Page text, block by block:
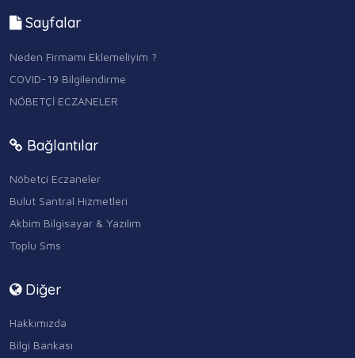
Sayfalar
Neden Firmamı Eklemeliyim ?
COVID-19 Bilgilendirme
NÖBETÇİ ECZANELER
Bağlantılar
Nöbetçi Eczaneler
Bulut Santral Hizmetleri
Akbim Bilgisayar & Yazılım
Toplu Sms
Diğer
Hakkımızda
Bilgi Bankası